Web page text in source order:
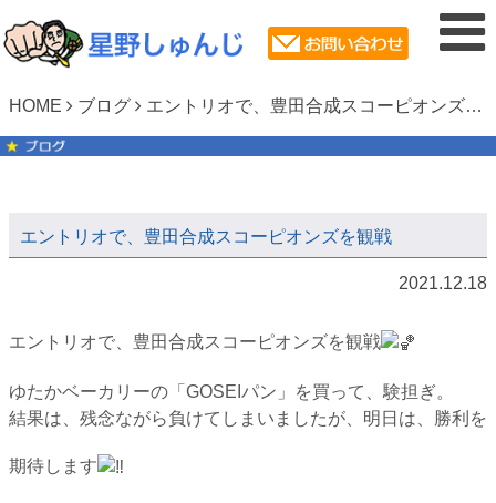
HOME ブログ エントリオで、豊田合成スコーピオンズを観戦
エントリオで、豊田合成スコーピオンズを観戦
2021.12.18
エントリオで、豊田合成スコーピオンズを観戦
ゆたかベーカリーの「GOSEIパン」を買って、験担ぎ。
結果は、残念ながら負けてしまいましたが、明日は、勝利を
期待します